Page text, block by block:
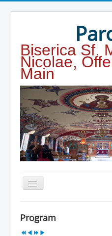
Biserica Sf.
Nicolae,
Main
Program